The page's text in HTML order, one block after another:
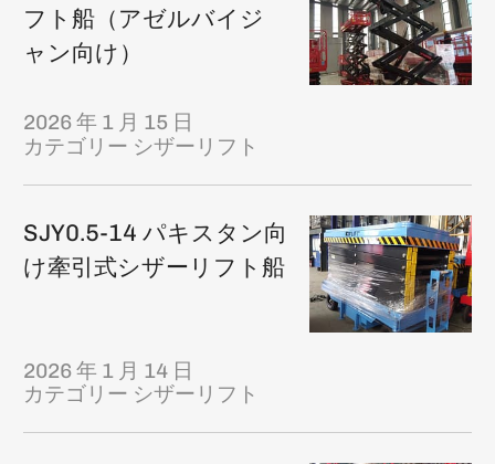
フト船（アゼルバイジ
ャン向け）
2026 年 1 月 15 日
カテゴリー シザーリフト
SJY0.5-14 パキスタン向
け牽引式シザーリフト船
2026 年 1 月 14 日
カテゴリー シザーリフト